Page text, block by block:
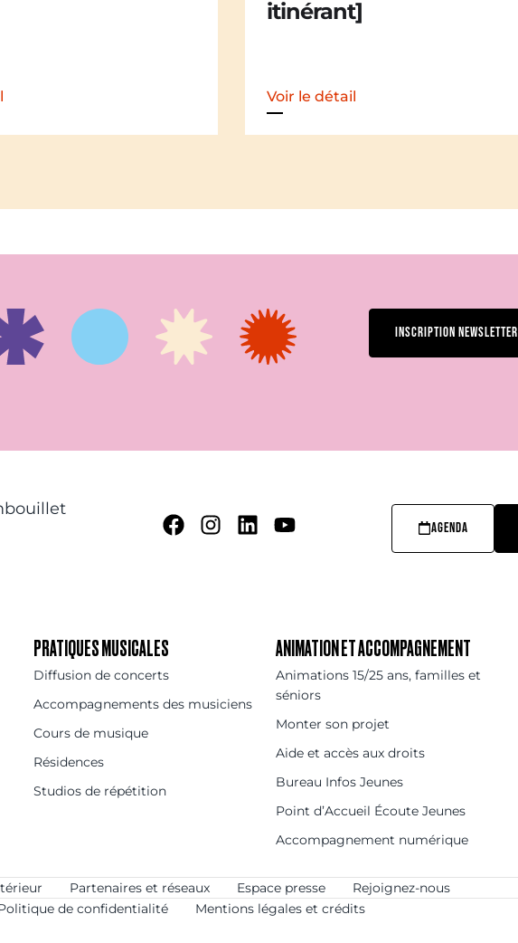
INSCRIPTION NEWSLETTER
AGENDA
PRATIQUES MUSICALES
Diffusion de concerts
Accompagnements des musiciens
Cours de musique
Résidences
Studios de répétition
ANIMATION ET ACCOMPAGNEMENT
Animations 15/25 ans, familles et
séniors
Monter son projet
Aide et accès aux droits
Bureau Infos Jeunes
Point d’Accueil Écoute Jeunes
Accompagnement numérique
Partenaires et réseaux Espace presse
Rejoignez-nous
de confidentialité Mentions légales et crédits